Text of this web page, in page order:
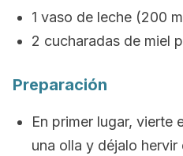
1 vaso de leche (200
2 cucharadas de miel
Preparación
En primer lugar, vierte
una olla y déjalo